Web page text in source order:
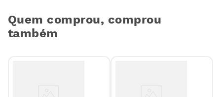
Quem comprou, comprou
também